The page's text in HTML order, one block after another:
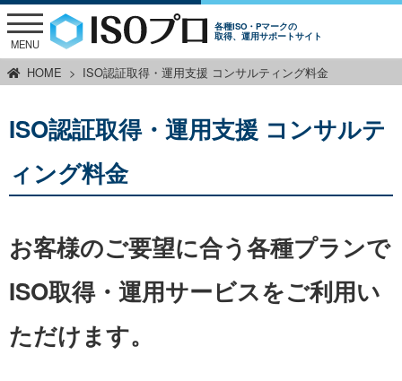
各種ISO・Pマークの
取得、運用サポートサイト
MENU
HOME ISO認証取得・運用支援 コンサルティング料金
ISO認証取得・運用支援 コンサルテ
ィング料金
お客様のご要望に合う各種プランで
ISO取得・運用サービスをご利用い
ただけます。